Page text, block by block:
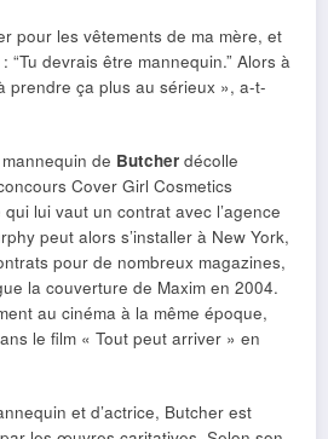
pour les vêtements de ma mère, et
“Tu devrais être mannequin.” Alors à
prendre ça plus au sérieux », a-t-
de Butcher décolle
Cover Girl Cosmetics
lui vaut un contrat avec l’agence
peut alors s’installer à New York,
pour de nombreux magazines,
la couverture de Maxim en 2004.
au cinéma à la même époque,
le film « Tout peut arriver » en
et d’actrice, Butcher est